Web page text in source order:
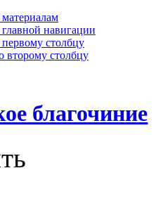
навигации
столбцу
второму столбцу
благочиние